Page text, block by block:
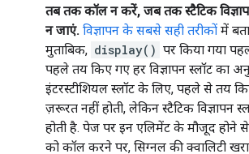
तब तक कॉल न करें, जब तक स्टैटिक
न जाएं. विज्ञापन के सबसे सही तरीकों में
मुताबिक, display() पर किया गया
पहले तय किए गए हर विज्ञापन स्लॉट का
इंटरस्टीशियल स्लॉट के लिए, पहले से तय
ज़रूरत नहीं होती, लेकिन स्टैटिक विज्ञापन
होती है. पेज पर इन एलिमेंट के मौजूद होने
को कॉल करने पर, सिग्नल की क्वालिटी